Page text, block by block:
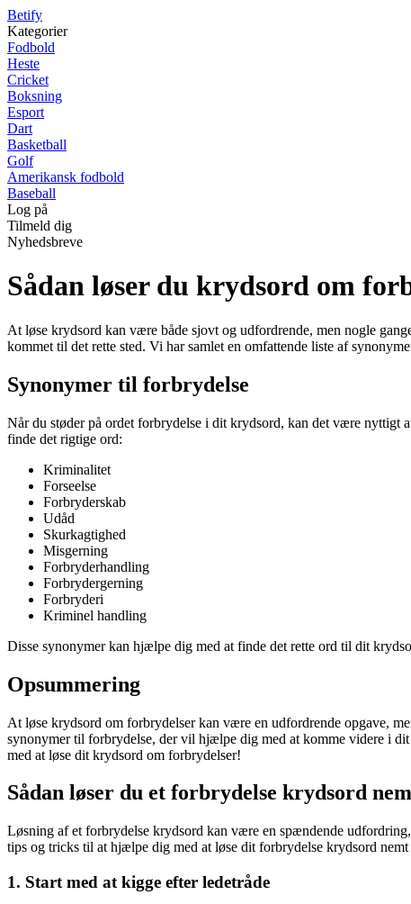
Betify
Kategorier
Fodbold
Heste
Cricket
Boksning
Esport
Dart
Basketball
Golf
Amerikansk fodbold
Baseball
Log på
Tilmeld dig
Nyhedsbreve
Sådan løser du krydsord om
At løse krydsord kan være både sjovt og udfordrende, men nogle
kommet til det rette sted. Vi har samlet en omfattende liste af
Synonymer til forbrydelse
Når du støder på ordet forbrydelse i dit krydsord, kan det være nyttigt
finde det rigtige ord:
Kriminalitet
Forseelse
Forbryderskab
Udåd
Skurkagtighed
Misgerning
Forbryderhandling
Forbrydergerning
Forbryderi
Kriminel handling
Disse synonymer kan hjælpe dig med at finde det rette ord til dit
Opsummering
At løse krydsord om forbrydelser kan være en udfordrende opgave,
synonymer til forbrydelse, der vil hjælpe dig med at komme videre i
med at løse dit krydsord om forbrydelser!
Sådan løser du et forbrydelse krydsord
Løsning af et forbrydelse krydsord kan være en spændende
tips og tricks til at hjælpe dig med at løse dit forbrydelse krydsord
1. Start med at kigge efter ledetråde